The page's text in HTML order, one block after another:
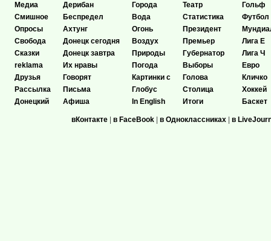
Медиа
Смишное
Опросы
Свобода
Сказки
reklama
Друзья
Рассылка
Донецкий
Дерибан
Беспредел
Ахтунг
Донецк сегодня
Донецк завтра
Их нравы
Говорят
Письма
Афиша
Города
Вода
Огонь
Воздух
Природы
Погода
Картинки с
Глобус
In English
Театр
Статистика
Президент
Премьер
Губернатор
Выборы
Голова
Столица
Итоги
Гольф
Футбол
Лига Е
Лига Ч
Евро
Кличко
Хоккей
Баскет
вКонтакте | в FaceBook | в Одноклассниках | в